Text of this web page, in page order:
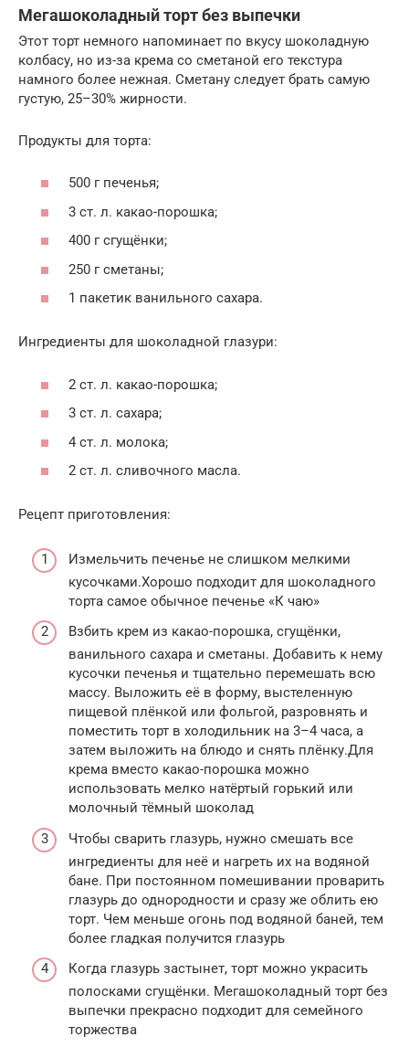
Мегашоколадный торт без выпечки
Этот торт немного напоминает по вкусу шоколадную
колбасу, но из-за крема со сметаной его текстура
намного более нежная. Сметану следует брать самую
густую, 25–30% жирности.
Продукты для торта:
500 г печенья;
3 ст. л. какао-порошка;
400 г сгущёнки;
250 г сметаны;
1 пакетик ванильного сахара.
Ингредиенты для шоколадной глазури:
2 ст. л. какао-порошка;
3 ст. л. сахара;
4 ст. л. молока;
2 ст. л. сливочного масла.
Рецепт приготовления:
Измельчить печенье не слишком мелкими
кусочками.Хорошо подходит для шоколадного
торта самое обычное печенье «К чаю»
Взбить крем из какао-порошка, сгущёнки,
ванильного сахара и сметаны. Добавить к нему
кусочки печенья и тщательно перемешать всю
массу. Выложить её в форму, выстеленную
пищевой плёнкой или фольгой, разровнять и
поместить торт в холодильник на 3–4 часа, а
затем выложить на блюдо и снять плёнку.Для
крема вместо какао-порошка можно
использовать мелко натёртый горький или
молочный тёмный шоколад
Чтобы сварить глазурь, нужно смешать все
ингредиенты для неё и нагреть их на водяной
бане. При постоянном помешивании проварить
глазурь до однородности и сразу же облить ею
торт. Чем меньше огонь под водяной баней, тем
более гладкая получится глазурь
Когда глазурь застынет, торт можно украсить
полосками сгущёнки. Мегашоколадный торт без
выпечки прекрасно подходит для семейного
торжества